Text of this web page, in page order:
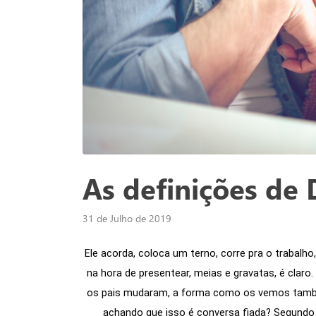
As definições de
31 de Julho de 2019
Ele acorda, coloca um terno, corre pra o
na hora de presentear, meias e gravatas, é
os pais mudaram, a forma como os vemos
achando que isso é conversa fiada?
Este site utiliza cookies para melhorar a sua
experiência de usuário.